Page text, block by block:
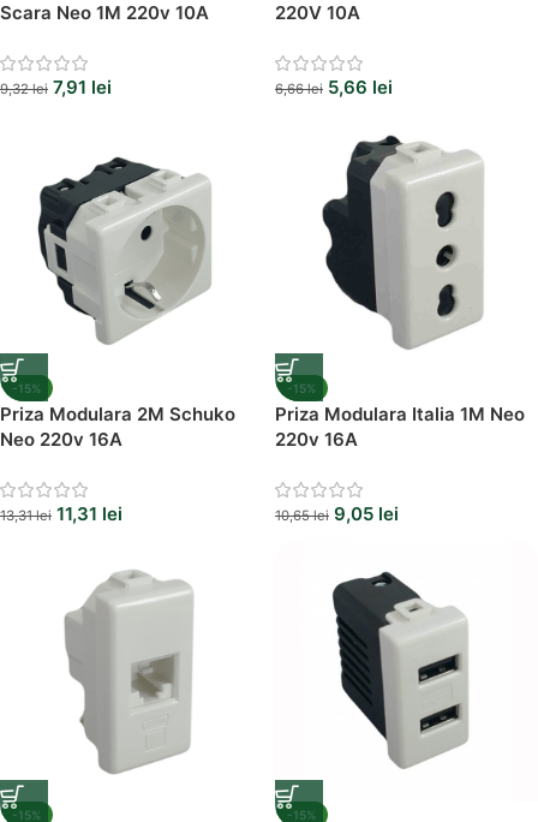
Scara Neo 1M 220v 10A
9,32lei 7,91 lei
220V 10A
6,66lei 5,66 lei
-15%
Priza Modulara 2M Schuko
Neo 220v 16A
13,31lei 11,31 lei
-15%
Priza Modulara Italia 1M Neo
220v 16A
10,65lei 9,05 lei
-15% -15%